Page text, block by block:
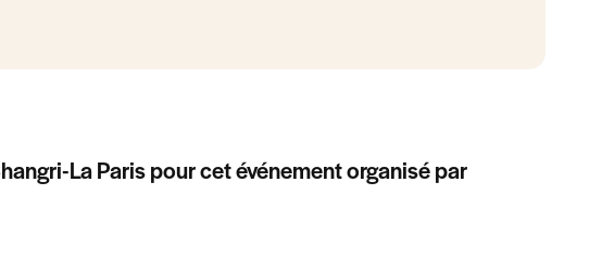
La Paris pour cet événement organisé par